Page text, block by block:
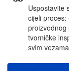
Uspostavite
cijeli
tvorničke
svim vezama